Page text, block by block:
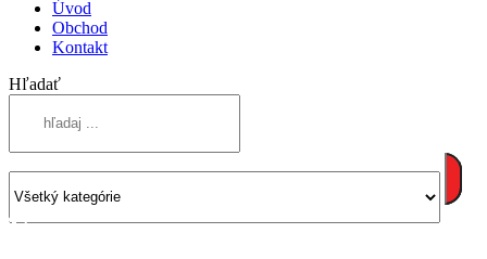
Úvod
Obchod
Kontakt
Hľadať